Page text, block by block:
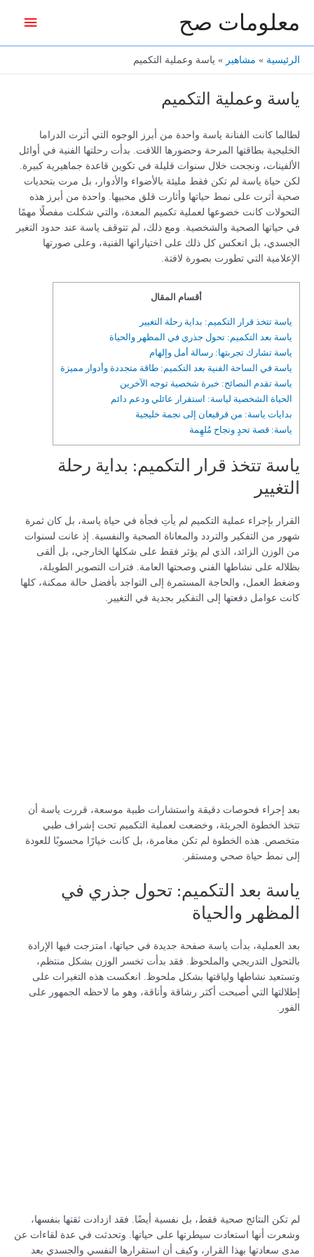
معلومات صح
الرئيسية مشاهير ياسة وعملية التكميم
ياسة وعملية التكميم
لطالما كانت الفنانة ياسة واحدة من أبرز الوجوه التي أثرت الدراما
الخليجية بطاقتها المرحة وحضورها اللافت. بدأت رحلتها الفنية في أوائل
الألفينات، ونجحت خلال سنوات قليلة في تكوين قاعدة جماهيرية كبيرة.
لكن حياة ياسة لم تكن فقط مليئة بالأضواء والأدوار، بل مرت بتحديات
صحية أثرت على نمط حياتها وأثارت قلق محبيها. واحدة من أبرز هذه
التحولات كانت خضوعها لعملية تكميم المعدة، والتي شكلت مفصلًا مهمًا
في حياتها الصحية والشخصية. ومع ذلك، لم تتوقف ياسة عند حدود التغير
الجسدي، بل انعكس كل ذلك على اختياراتها الفنية، وعلى صورتها
الإعلامية التي تطورت بصورة لافتة.
أقسام المقال
ياسة تتخذ قرار التكميم: بداية رحلة التغيير
ياسة بعد التكميم: تحول جذري في المظهر والحياة
ياسة تشارك تجربتها: رسالة أمل وإلهام
ياسة في الساحة الفنية بعد التكميم: طاقة متجددة وأدوار مميزة
ياسة تقدم النصائح: خبرة شخصية توجه الآخرين
الحياة الشخصية لياسة: استقرار عائلي ودعم دائم
بدايات ياسة: من قرقيعان إلى نجمة خليجية
ياسة: قصة تحدٍ ونجاح مُلهِمة
ياسة تتخذ قرار التكميم: بداية رحلة
التغيير
القرار بإجراء عملية التكميم لم يأتِ فجأة في حياة ياسة، بل كان ثمرة
شهور من التفكير والتردد والمعاناة الصحية والنفسية. إذ عانت لسنوات
من الوزن الزائد، الذي لم يؤثر فقط على شكلها الخارجي، بل ألقى
بظلاله على نشاطها الفني وصحتها العامة. فترات التصوير الطويلة،
وضغط العمل، والحاجة المستمرة إلى التواجد بأفضل حالة ممكنة، كلها
كانت عوامل دفعتها إلى التفكير بجدية في التغيير.
بعد إجراء فحوصات دقيقة واستشارات طبية موسعة، قررت ياسة أن
تتخذ الخطوة الجريئة، وخضعت لعملية التكميم تحت إشراف طبي
متخصص. هذه الخطوة لم تكن مغامرة، بل كانت خيارًا محسوبًا للعودة
إلى نمط حياة صحي ومستقر.
ياسة بعد التكميم: تحول جذري في
المظهر والحياة
بعد العملية، بدأت ياسة صفحة جديدة في حياتها، امتزجت فيها الإرادة
بالتحول التدريجي والملحوظ. فقد بدأت تخسر الوزن بشكل منتظم،
وتستعيد نشاطها ولياقتها بشكل ملحوظ. انعكست هذه التغيرات على
إطلالتها التي أصبحت أكثر رشاقة وأناقة، وهو ما لاحظه الجمهور على
الفور.
لم تكن النتائج صحية فقط، بل نفسية أيضًا. فقد ازدادت ثقتها بنفسها،
وشعرت أنها استعادت سيطرتها على حياتها. وتحدثت في عدة لقاءات عن
مدى سعادتها بهذا القرار، وكيف أن استقرارها النفسي والجسدي بعد